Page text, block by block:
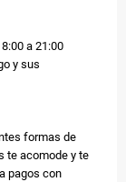
a 21:00
y sus
formas de
te acomode y te
pagos con